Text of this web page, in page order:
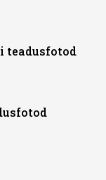
teadusfotod